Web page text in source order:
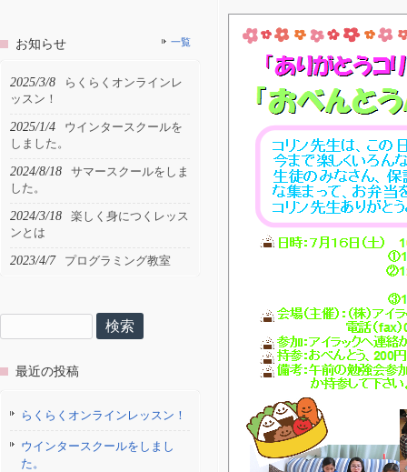
お知らせ 一覧
2025/3/8
らくらくオンラインレ
ッスン！
2025/1/4
ウインタースクールを
しました。
2024/8/18
サマースクールをしま
した。
2024/3/18
楽しく身につくレッス
ンとは
2023/4/7 プログラミング教室
索:
最近の投稿
らくらくオンラインレッスン！
ウインタースクールをしまし
た。